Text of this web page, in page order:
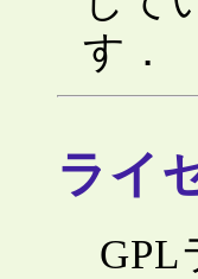
す．
ライ
GPL